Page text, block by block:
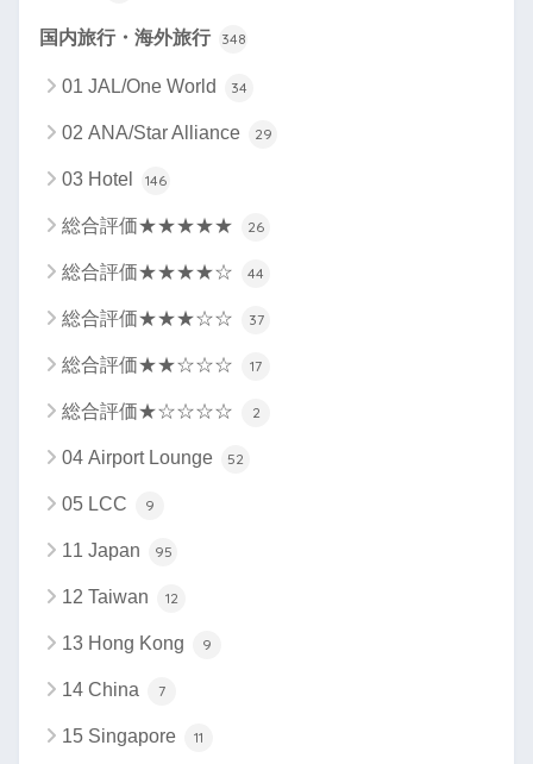
国内旅行・海外旅行 348
01 JAL/One World 34
02 ANA/Star Alliance 29
03 Hotel 146
総合評価★★★★★ 26
総合評価★★★★☆ 44
総合評価★★★☆☆ 37
総合評価★★☆☆☆ 17
総合評価★☆☆☆☆ 2
04 Airport Lounge 52
05 LCC 9
11 Japan 95
12 Taiwan 12
13 Hong Kong 9
14 China 7
15 Singapore 11